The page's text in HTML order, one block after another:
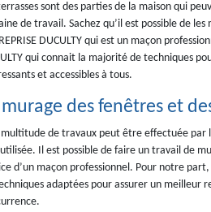
sont des parties de la maison qui
de travail. Sachez qu’il est possible de
DUCULTY qui est un maçon
qui connait la majorité de techniques
et accessibles à tous.
murage des fenêtres et
de travaux peut être effectuée par
Il est possible de faire un travail de
d’un maçon professionnel. Pour notre part,
adaptées pour assurer un